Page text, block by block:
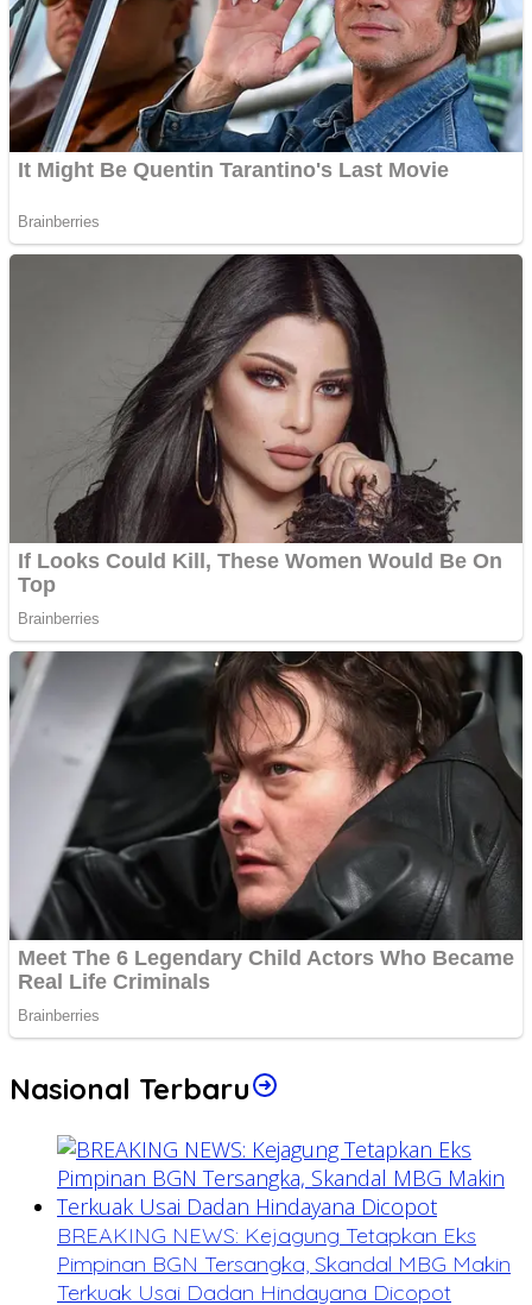
Nasional Terbaru
BREAKING NEWS: Kejagung Tetapkan Eks
Pimpinan BGN Tersangka, Skandal MBG Makin
Terkuak Usai Dadan Hindayana Dicopot